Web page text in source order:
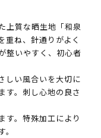
上質な晒生地「和泉
重ね、針通りがよく
整いやすく、初心者
しい風合いを大切に
す。刺し心地の良さ
す。特殊加工により